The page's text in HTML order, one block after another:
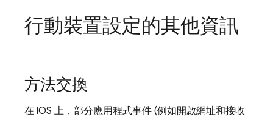
行動裝置設定的其他資訊
方法交換
在 iOS 上，部分應用程式事件 (例如開啟網址和接收